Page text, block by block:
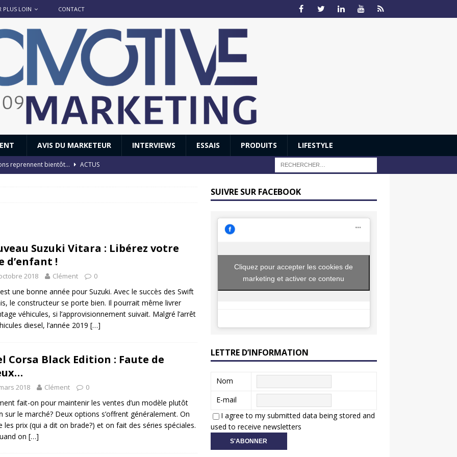
PLUS LOIN CONTACT
AVIS DU MARKETEUR INTERVIEWS ESSAIS PRODUITS LIFESTYLE
reprennent bientôt…
ACTUS
film de marque pour Citroën
: voyage, voyage…
Honda dévoile un spot publicitaire… confiné! ACTUS
Suzuki Vitara : Libérez votre
d’enfant !
2018 Clément 0
une bonne année pour Suzuki. Avec le succès des Swift
le constructeur se porte bien. Il pourrait même livrer
véhicules, si l’approvisionnement suivait. Malgré l’arrêt
diesel, l’année 2019 […]
Corsa Black Edition : Faute de
2018 Clément 0
fait-on pour maintenir les ventes d’un modèle plutôt
sur le marché? Deux options s’offrent généralement. On
les prix (qui a dit on brade?) et on fait des séries spéciales.
on […]
SUIVRE SUR FACEBOOK
Cliquez pour accepter les cookies de
marketing et activer ce contenu
LETTRE D’INFORMATION
Nom
E-mail
I agree to my submitted data being stored and
used to receive newsletters